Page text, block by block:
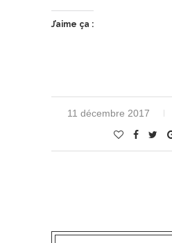
J’aime ça :
11 décembre 2017